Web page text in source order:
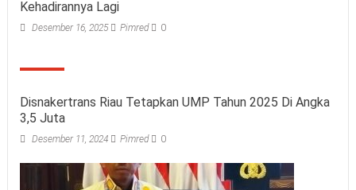
Kehadirannya Lagi
Desember 16, 2025 Pimred 0
Disnakertrans Riau Tetapkan UMP Tahun 2025 Di Angka
3,5 Juta
Desember 11, 2024 Pimred 0